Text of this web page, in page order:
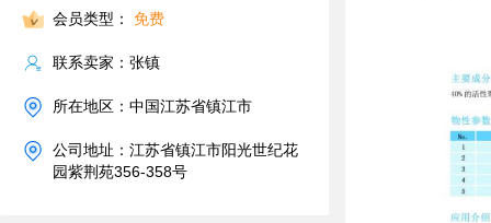
会员类型： 免费
联系卖家：张镇
所在地区：中国江苏省镇江市
公司地址：江苏省镇江市阳光世纪花
园紫荆苑356-358号